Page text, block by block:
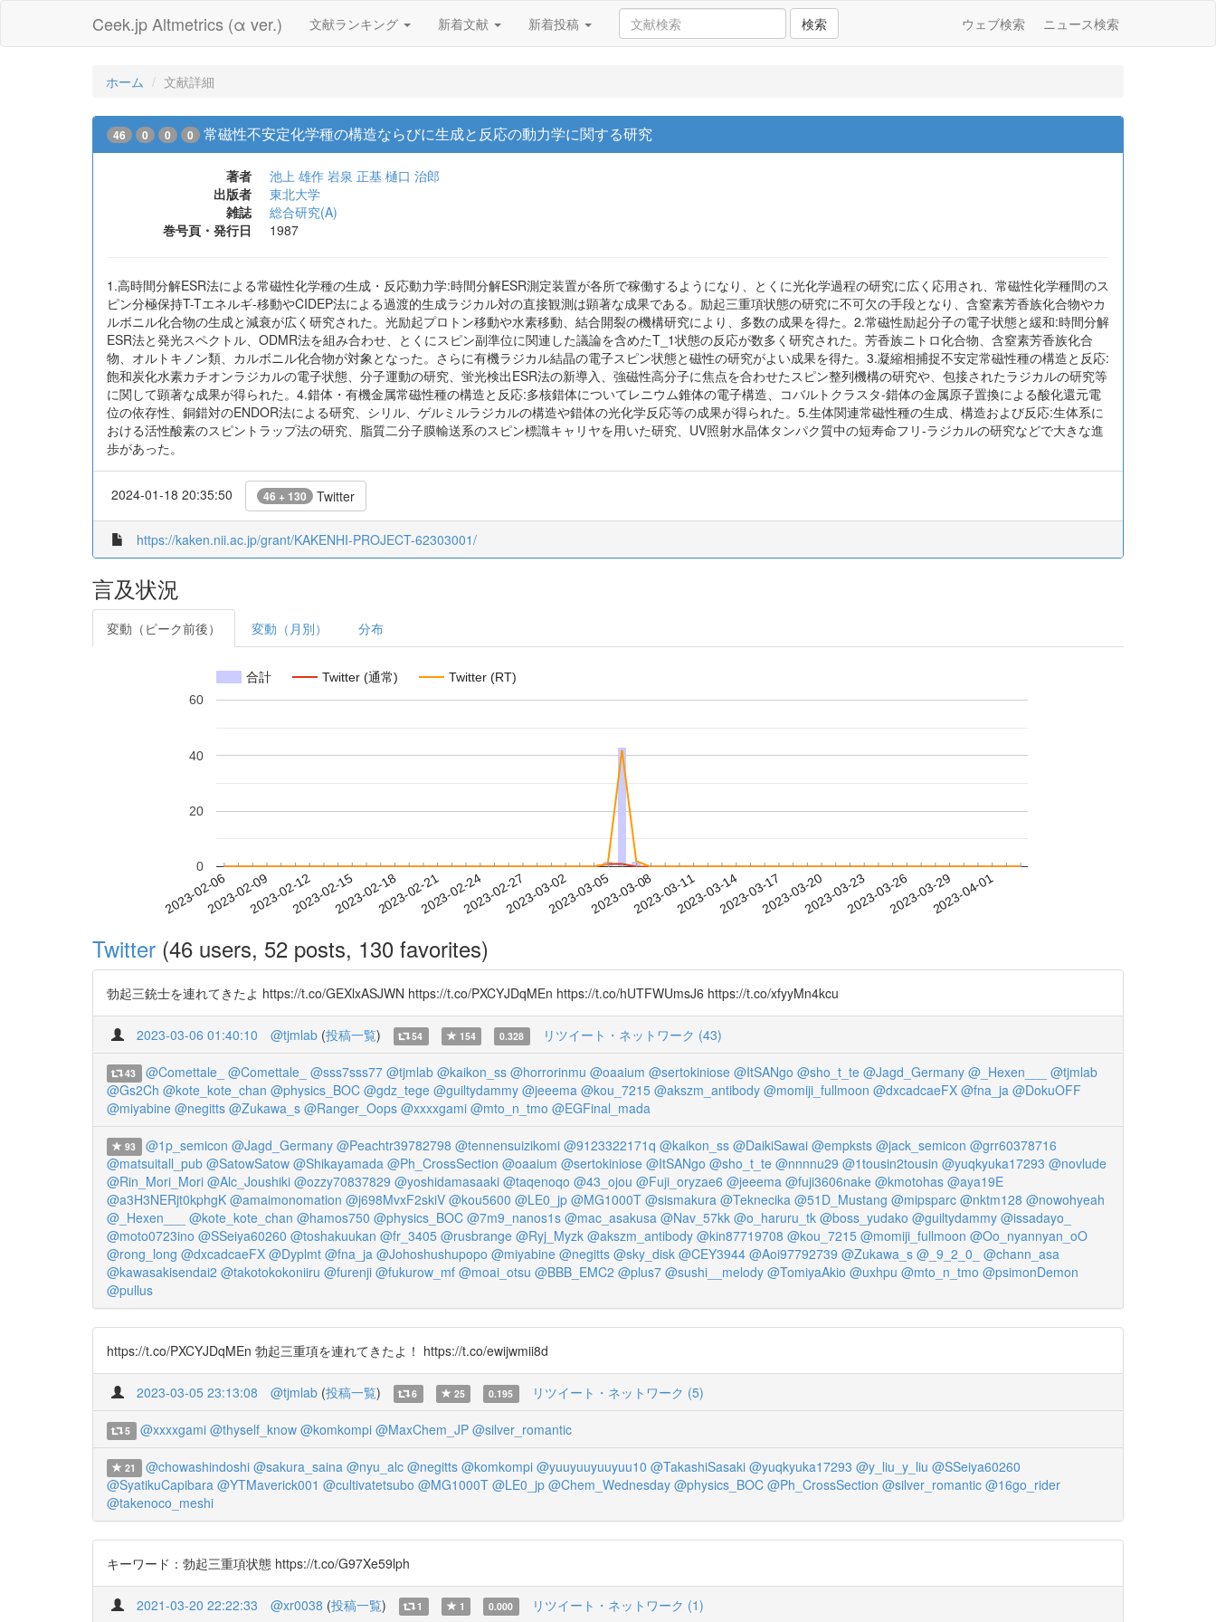
Ceek.jp Altmetrics (α ver.) 文献ランキング 新着文献 新着投稿 検索 ウェブ検索 ニュース検索
ホーム 文献詳細
46 0 0 0 常磁性不安定化学種の構造ならびに生成と反応の動力学に関する研究
著者 池上 雄作 岩泉 正基 樋口 治郎
出版者
東北大学
雑誌
総合研究(A)
巻号頁・発行日
1987
1.高時間分解ESR法による常磁性化学種の生成・反応動力学:時間分解ESR測定装置が各所で稼働するようになり、とくに光化学過程の研究に広く応用され、常磁性化学種間のス
ピン分極保持T-Tエネルギ-移動やCIDEP法による過渡的生成ラジカル対の直接観測は顕著な成果である。励起三重項状態の研究に不可欠の手段となり、含窒素芳香族化合物やカ
ルボニル化合物の生成と減衰が広く研究された。光励起プロトン移動や水素移動、結合開裂の機構研究により、多数の成果を得た。2.常磁性励起分子の電子状態と緩和:時間分解
ESR法と発光スペクトル、ODMR法を組み合わせ、とくにスピン副準位に関連した議論を含めたT_1状態の反応が数多く研究された。芳香族ニトロ化合物、含窒素芳香族化合
物、オルトキノン類、カルボニル化合物が対象となった。さらに有機ラジカル結晶の電子スピン状態と磁性の研究がよい成果を得た。3.凝縮相捕捉不安定常磁性種の構造と反応:
飽和炭化水素カチオンラジカルの電子状態、分子運動の研究、蛍光検出ESR法の新導入、強磁性高分子に焦点を合わせたスピン整列機構の研究や、包接されたラジカルの研究等
に関して顕著な成果が得られた。4.錯体・有機金属常磁性種の構造と反応:多核錯体についてレニウム錐体の電子構造、コバルトクラスタ-錯体の金属原子置換による酸化還元電
位の依存性、銅錯対のENDOR法による研究、シリル、ゲルミルラジカルの構造や錯体の光化学反応等の成果が得られた。5.生体関連常磁性種の生成、構造および反応:生体系に
おける活性酸素のスピントラップ法の研究、脂質二分子膜輸送系のスピン標識キャリヤを用いた研究、UV照射水晶体タンパク質中の短寿命フリ-ラジカルの研究などで大きな進
歩があった。
2024-01-18 20:35:50 46 + 130 Twitter
https://kaken.nii.ac.jp/grant/KAKENHI-PROJECT-62303001/
言及状況
変動（ピーク前後） 変動（月別） 分布
合計 Twitter (通常) Twitter (RT)
2023-02-062023-02-092023-02-122023-02-152023-02-182023-02-212023-02-242023-02-272023-03-022023-03-052023-03-082023-03-112023-03-142023-03-172023-03-202023-03-232023-03-262023-03-292023-04-01
0
20
40
60
Twitter (46 users, 52 posts, 130 favorites)
勃起三銃士を連れてきたよ https://t.co/GEXlxASJWN https://t.co/PXCYJDqMEn https://t.co/hUTFWUmsJ6 https://t.co/xfyyMn4kcu
2023-03-06 01:40:10 @tjmlab (投稿一覧) 54 154 0.328 リツイート・ネットワーク (43)
43 @Comettale_ @Comettale_ @sss7sss77 @tjmlab @kaikon_ss @horrorinmu @oaaium @sertokiniose @ItSANgo @sho_t_te @Jagd_Germany @_Hexen___
@tjmlab
@Gs2Ch @kote_kote_chan @physics_BOC @gdz_tege @guiltydammy @jeeema @kou_7215 @akszm_antibody @momiji_fullmoon @dxcadcaeFX @fna_ja @DokuOFF
@miyabine @negitts @Zukawa_s @Ranger_Oops @xxxxgami @mto_n_tmo @EGFinal_mada
93 @1p_semicon @Jagd_Germany @Peachtr39782798 @tennensuizikomi @9123322171q @kaikon_ss @DaikiSawai @empksts @jack_semicon @grr60378716
@matsuitall_pub @SatowSatow @Shikayamada @Ph_CrossSection @oaaium @sertokiniose @ItSANgo @sho_t_te @nnnnu29 @1tousin2tousin @yuqkyuka17293 @novlude
@Rin_Mori_Mori @Alc_Joushiki @ozzy70837829 @yoshidamasaaki @taqenoqo @43_ojou @Fuji_oryzae6 @jeeema @fuji3606nake @kmotohas @aya19E
@a3H3NERjt0kphgK @amaimonomation @j698MvxF2skiV @kou5600 @LE0_jp @MG1000T @sismakura @Teknecika @51D_Mustang @mipsparc @nktm128 @nowohyeah
@_Hexen___
@kote_kote_chan @hamos750 @physics_BOC @7m9_nanos1s @mac_asakusa @Nav_57kk @o_haruru_tk @boss_yudako @guiltydammy @issadayo_
@moto0723ino @SSeiya60260 @toshakuukan @fr_3405 @rusbrange @Ryj_Myzk @akszm_antibody @kin87719708 @kou_7215 @momiji_fullmoon @Oo_nyannyan_oO
@rong_long @dxcadcaeFX @Dyplmt @fna_ja @Johoshushupopo @miyabine @negitts @sky_disk @CEY3944 @Aoi97792739 @Zukawa_s @_9_2_0_
@chann_asa
@kawasakisendai2 @takotokokoniiru @furenji @fukurow_mf @moai_otsu @BBB_EMC2 @plus7 @sushi__melody @TomiyaAkio @uxhpu @mto_n_tmo @psimonDemon
@pullus
https://t.co/PXCYJDqMEn 勃起三重項を連れてきたよ！ https://t.co/ewijwmii8d
2023-03-05 23:13:08 @tjmlab (投稿一覧) 6 25 0.195 リツイート・ネットワーク (5)
5 @xxxxgami @thyself_know @komkompi @MaxChem_JP @silver_romantic
21 @chowashindoshi @sakura_saina @nyu_alc @negitts @komkompi @yuuyuuyuuyuu10 @TakashiSasaki @yuqkyuka17293 @y_liu_y_liu @SSeiya60260
@SyatikuCapibara @YTMaverick001 @cultivatetsubo @MG1000T @LE0_jp @Chem_Wednesday @physics_BOC @Ph_CrossSection @silver_romantic @16go_rider
@takenoco_meshi
キーワード：勃起三重項状態 https://t.co/G97Xe59lph
2021-03-20 22:22:33 @xr0038 (投稿一覧) 1 1 0.000 リツイート・ネットワーク (1)